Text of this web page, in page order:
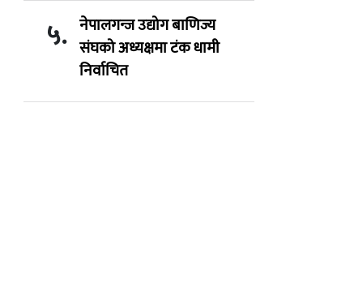
५. नेपालगन्ज उद्योग बाणिज्य
संघको अध्यक्षमा टंक धामी
निर्वाचित